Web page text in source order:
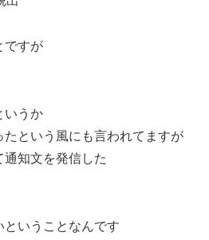
ですが
いうか
という風にも言われてますが
知文を発信した
いうことなんです